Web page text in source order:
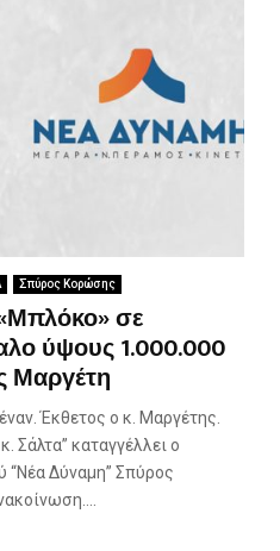
Σπύρος Κορώσης
σε
ύψους 1.000.000
Μαργέτη
Έκθετος ο κ. Μαργέτης.
Σάλτα” καταγγέλλει ο
“Νέα Δύναμη” Σπύρος